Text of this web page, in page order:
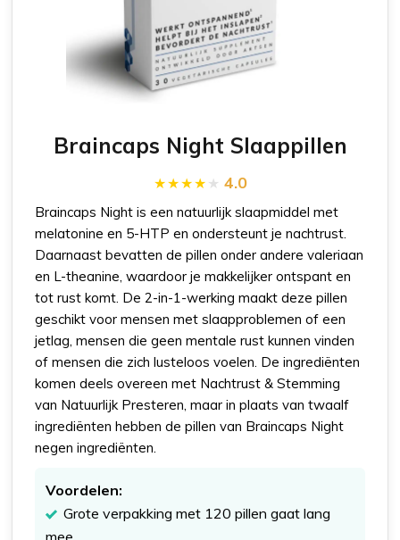
Braincaps Night Slaappillen
4.0
Braincaps Night is een natuurlijk slaapmiddel met
melatonine en 5-HTP en ondersteunt je nachtrust.
Daarnaast bevatten de pillen onder andere valeriaan
en L-theanine, waardoor je makkelijker ontspant en
tot rust komt. De 2-in-1-werking maakt deze pillen
geschikt voor mensen met slaapproblemen of een
jetlag, mensen die geen mentale rust kunnen vinden
of mensen die zich lusteloos voelen. De ingrediënten
komen deels overeen met Nachtrust & Stemming
van Natuurlijk Presteren, maar in plaats van twaalf
ingrediënten hebben de pillen van Braincaps Night
negen ingrediënten.
Voordelen:
Grote verpakking met 120 pillen gaat lang